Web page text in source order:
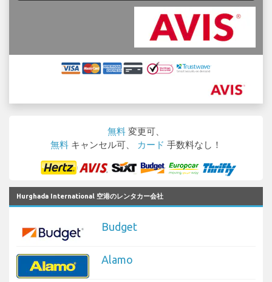
無料 変更可、
無料 キャンセル可、 カード 手数料なし！
Hurghada International 空港のレンタカー会社
Budget
Alamo